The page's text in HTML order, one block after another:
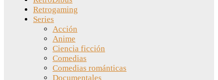
Retrogaming
Series
Acción
Anime
Ciencia ficción
Comedias
Comedias románticas
Documentales